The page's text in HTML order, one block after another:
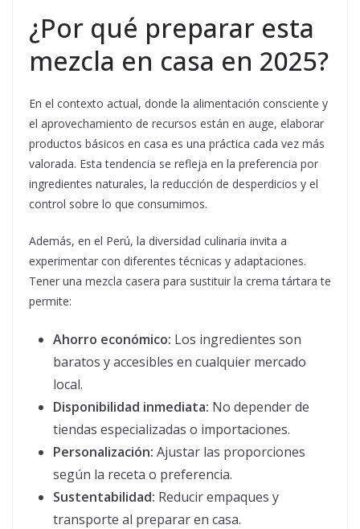
¿Por qué preparar esta
mezcla en casa en 2025?
En el contexto actual, donde la alimentación consciente y
el aprovechamiento de recursos están en auge, elaborar
productos básicos en casa es una práctica cada vez más
valorada. Esta tendencia se refleja en la preferencia por
ingredientes naturales, la reducción de desperdicios y el
control sobre lo que consumimos.
Además, en el Perú, la diversidad culinaria invita a
experimentar con diferentes técnicas y adaptaciones.
Tener una mezcla casera para sustituir la crema tártara te
permite:
Ahorro económico: Los ingredientes son
baratos y accesibles en cualquier mercado
local.
Disponibilidad inmediata: No depender de
tiendas especializadas o importaciones.
Personalización: Ajustar las proporciones
según la receta o preferencia.
Sustentabilidad: Reducir empaques y
transporte al preparar en casa.